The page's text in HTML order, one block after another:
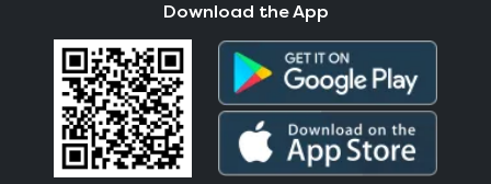
Download the App